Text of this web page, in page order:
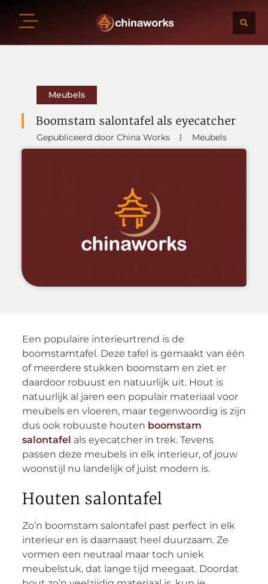
Meubels
Boomstam salontafel als eyecatcher
Gepubliceerd door China Works Meubels
Een populaire interieurtrend is de
boomstamtafel. Deze tafel is gemaakt van één
of meerdere stukken boomstam en ziet er
daardoor robuust en natuurlijk uit. Hout is
natuurlijk al jaren een populair materiaal voor
meubels en vloeren, maar tegenwoordig is zijn
dus ook robuuste houten boomstam
salontafel als eyecatcher in trek. Tevens
passen deze meubels in elk interieur, of jouw
woonstijl nu landelijk of juist modern is.
Houten salontafel
Zo’n boomstam salontafel past perfect in elk
interieur en is daarnaast heel duurzaam. Ze
vormen een neutraal maar toch uniek
meubelstuk, dat lange tijd meegaat. Doordat